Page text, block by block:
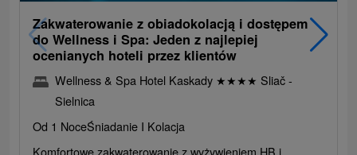
Zakwaterowanie z obiadokolacją i dostępem
do Wellness i Spa: Jeden z najlepiej
ocenianych hoteli przez klientów
Wellness & Spa Hotel Kaskady ★★★★ Sliač -
Sielnica
Od 1 NoceŚniadanie I Kolacja
Komfortowe zakwaterowanie z wyżywieniem HB i